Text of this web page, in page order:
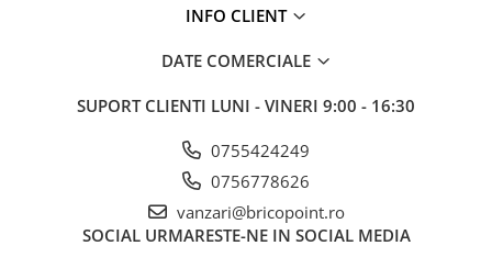
Glafuri din Aluminiu
Tencuieli Decorative
Finisaje Giorgio Graesan
Lacuri, Baițuri, Produse de Pregătit
Tehnici Decorative
INFO CLIENT
DATE COMERCIALE
SUPORT CLIENTI LUNI - VINERI 9:00 - 16:30
0755424249
0756778626
vanzari@bricopoint.ro
SOCIAL URMARESTE-NE IN SOCIAL MEDIA